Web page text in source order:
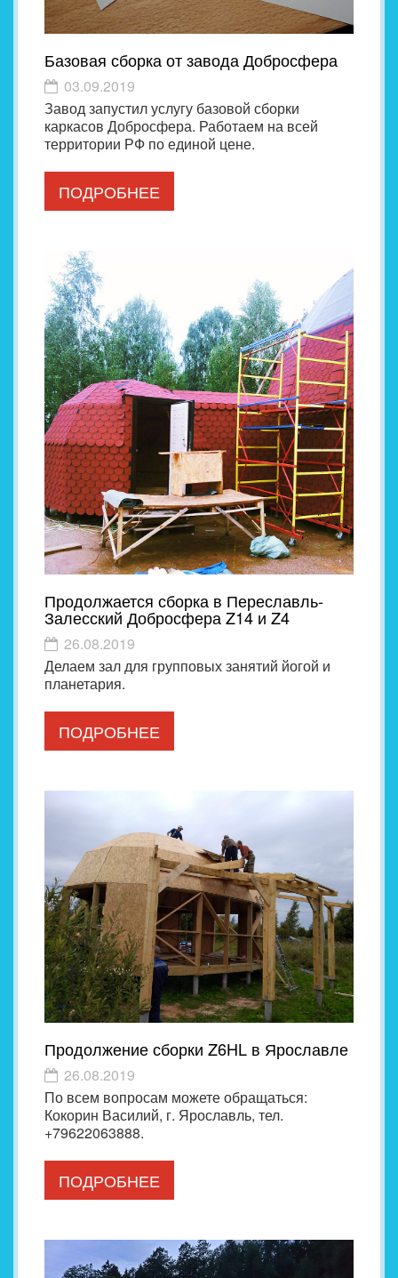
Базовая сборка от завода Добросфера
03.09.2019
Завод запустил услугу базовой сборки
каркасов Добросфера. Работаем на всей
территории РФ по единой цене.
ПОДРОБНЕЕ
Продолжается сборка в Переславль-
Залесский Добросфера Z14 и Z4
26.08.2019
Делаем зал для групповых занятий йогой и
планетария.
ПОДРОБНЕЕ
Продолжение сборки Z6HL в Ярославле
26.08.2019
По всем вопросам можете обращаться:
Кокорин Василий, г. Ярославль, тел.
+79622063888.
ПОДРОБНЕЕ